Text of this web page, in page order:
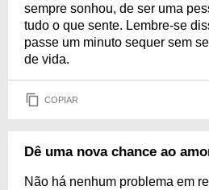
sempre sonhou, de ser uma
tudo o que sente. Lembre-se
passe um minuto sequer sem
de vida.
COPIAR
Dê uma nova chance ao
Não há nenhum problema em